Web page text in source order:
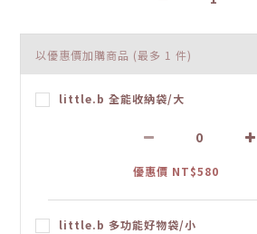
以優惠價加購商品 (最多 1 件)
little.b 全能收納袋/大
優惠價 NT$580
little.b 多功能好物袋/小